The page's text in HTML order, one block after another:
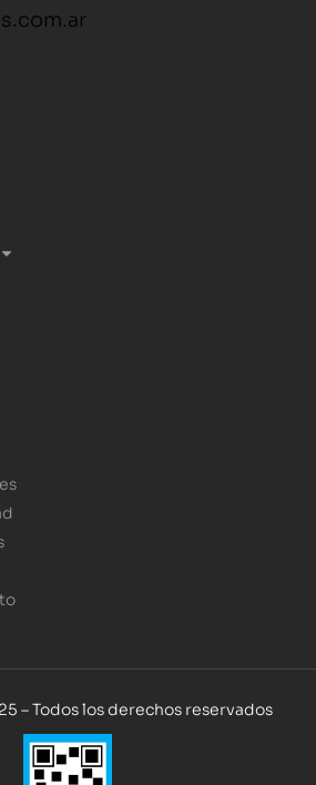
– Todos los derechos reservados